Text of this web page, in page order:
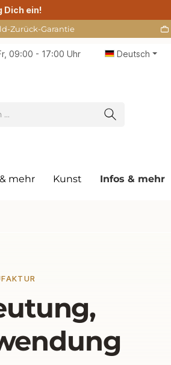
Dich ein!
Zurück-Garantie
09:00 - 17:00 Uhr Deutsch
mehr Kunst Infos & mehr